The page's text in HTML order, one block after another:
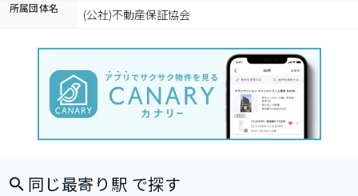
所属団体名 (公社)不動産保証協会
同じ最寄り駅 で探す